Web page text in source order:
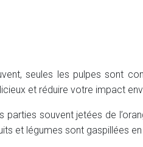
seules les pulpes sont
et réduire votre impact
souvent jetées de
et légumes sont gaspillées